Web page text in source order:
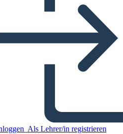
Als Lehrer/in registrieren
עצמאות טקסנית